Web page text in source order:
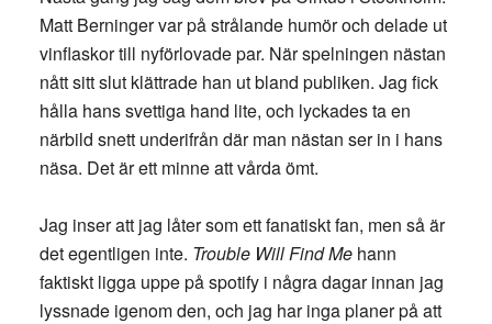
Matt Berninger var på strålande humör och delade ut
vinflaskor till nyförlovade par. När spelningen nästan
nått sitt slut klättrade han ut bland publiken. Jag fick
hålla hans svettiga hand lite, och lyckades ta en
närbild snett underifrån där man nästan ser in i hans
näsa. Det är ett minne att vårda ömt.
Jag inser att jag låter som ett fanatiskt fan, men så är
det egentligen inte. Trouble Will Find Mehann
faktiskt ligga uppe på spotify i några dagar innan jag
lyssnade igenom den, och jag har inga planer på att